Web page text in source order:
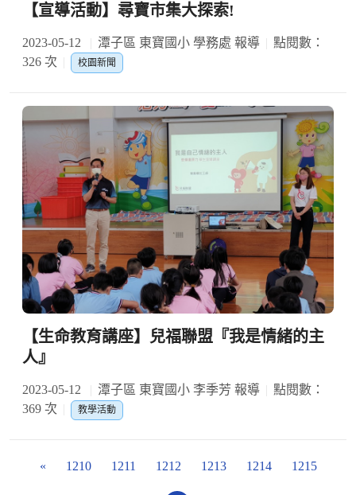
【宣導活動】尋寶市集大探索!
2023-05-12 潭子區 東寶國小 學務處 報導
點閱數：
326 次
校園新聞
【生命教育講座】兒福聯盟『我是情緒的主
人』
2023-05-12 潭子區 東寶國小 李季芳 報導
點閱數：
369 次
教學活動
« 1210 1211 1212 1213 1214 1215